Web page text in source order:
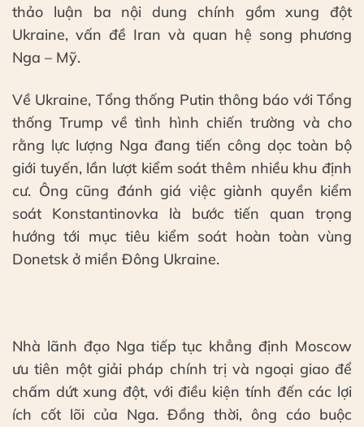
thảo luận ba nội dung chính gồm xung đột
Ukraine, vấn đề Iran và quan hệ song phương
Nga – Mỹ.
Về Ukraine, Tổng thống Putin thông báo với Tổng
thống Trump về tình hình chiến trường và cho
rằng lực lượng Nga đang tiến công dọc toàn bộ
giới tuyến, lần lượt kiểm soát thêm nhiều khu định
cư. Ông cũng đánh giá việc giành quyền kiểm
soát Konstantinovka là bước tiến quan trọng
hướng tới mục tiêu kiểm soát hoàn toàn vùng
Donetsk ở miền Đông Ukraine.
Nhà lãnh đạo Nga tiếp tục khẳng định Moscow
ưu tiên một giải pháp chính trị và ngoại giao để
chấm dứt xung đột, với điều kiện tính đến các lợi
ích cốt lõi của Nga. Đồng thời, ông cáo buộc